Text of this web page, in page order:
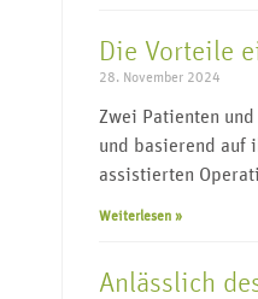
Die Vorteile
28. November 2024
Zwei Patienten
und basierend auf
assistierten
Weiterlesen »
Anlässlich